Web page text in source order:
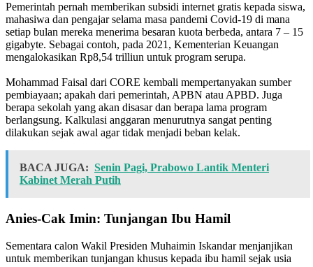
Pemerintah pernah memberikan subsidi internet gratis kepada siswa,
mahasiwa dan pengajar selama masa pandemi Covid-19 di mana
setiap bulan mereka menerima besaran kuota berbeda, antara 7 – 15
gigabyte. Sebagai contoh, pada 2021, Kementerian Keuangan
mengalokasikan Rp8,54 trilliun untuk program serupa.
Mohammad Faisal dari CORE kembali mempertanyakan sumber
pembiayaan; apakah dari pemerintah, APBN atau APBD. Juga
berapa sekolah yang akan disasar dan berapa lama program
berlangsung. Kalkulasi anggaran menurutnya sangat penting
dilakukan sejak awal agar tidak menjadi beban kelak.
BACA JUGA: Senin Pagi, Prabowo Lantik Menteri
Kabinet Merah Putih
Anies-Cak Imin: Tunjangan Ibu Hamil
Sementara calon Wakil Presiden Muhaimin Iskandar menjanjikan
untuk memberikan tunjangan khusus kepada ibu hamil sejak usia